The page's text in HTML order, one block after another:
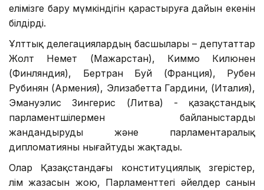
елімізге бару мүмкіндігін қарастыруға дайын екенін
білдірді.
Ұлттық делегациялардың басшылары – депутаттар
Жолт Немет (Мажарстан), Киммо Килюнен
(Финляндия), Бертран Буй (Франция), Рубен
Рубинян (Армения), Элизабетта Гардини, (Италия),
Эмануэлис Зингерис (Литва) - қазақстандық
парламентшілермен байланыстарды
жандандыруды және парламентаралық
дипломатияны нығайтуды жақтады.
Олар Қазақстандағы конституциялық өзгерістер,
өлім жазасын жою, Парламенттегі әйелдер санын